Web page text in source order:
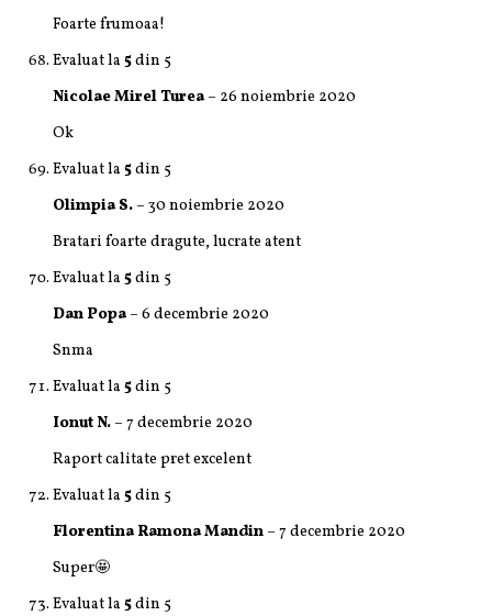
Foarte frumoaa!
Evaluat la 5din 5
Nicolae Mirel Turea – 26 noiembrie 2020
Ok
Evaluat la 5din 5
Olimpia S. – 30 noiembrie 2020
Bratari foarte dragute, lucrate atent
Evaluat la 5din 5
Dan Popa – 6 decembrie 2020
Snma
Evaluat la 5din 5
Ionut N. – 7 decembrie 2020
Raport calitate pret excelent
Evaluat la 5din 5
Florentina Ramona Mandin – 7 decembrie 2020
Super🤩
Evaluat la 5din 5